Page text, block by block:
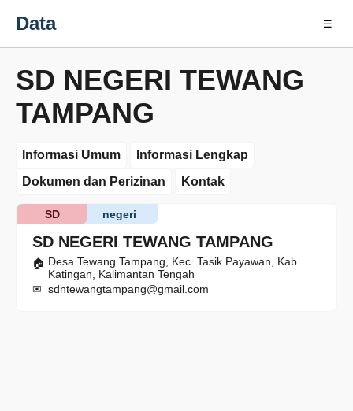
Data ☰
SD NEGERI TEWANG
TAMPANG
Informasi Umum
Informasi Lengkap
Dokumen dan Perizinan
Kontak
SD NEGERI TEWANG TAMPANG
negeri
SD
Desa Tewang Tampang, Kec. Tasik Payawan, Kab.
Katingan, Kalimantan Tengah
sdntewangtampang@gmail.com